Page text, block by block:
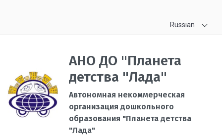
Russian
АНО ДО "Планета
детства "Лада"
Автономная некоммерческая
организация дошкольного
образования "Планета детства
"Лада"